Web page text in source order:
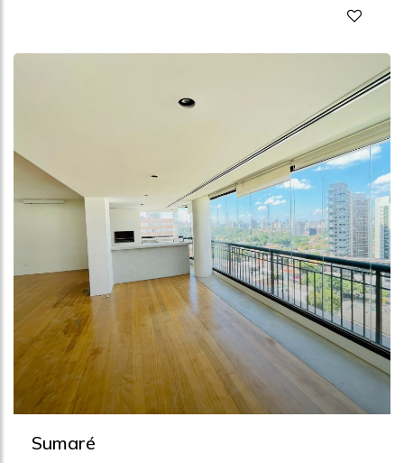
Sumaré